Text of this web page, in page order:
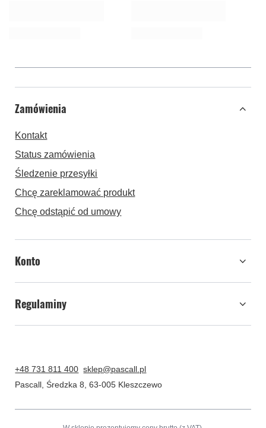
Zamówienia
Kontakt
Status zamówienia
Śledzenie przesyłki
Chcę zareklamować produkt
Chcę odstąpić od umowy
Konto
Regulaminy
+48 731 811 400 sklep@pascall.pl
Pascall ,Średzka 8 ,63-005 Kleszczewo